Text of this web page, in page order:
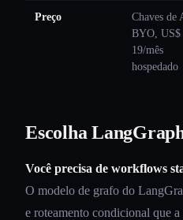
Preço
Chaves de
BYO, US$
19/mês
hospedado
Escolha
Você precisa de workflows
O modelo de grafo do
e roteamento condicional que